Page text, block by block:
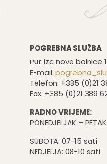
POGREBNA SLUŽBA
Put iza nove bolnice
E-mail:
Telefon: +385 (0)21
Fax: +385 (0)21 389
RADNO VRIJEME:
PONEDJELJAK –
SUBOTA: 07-15 sati
NEDJELJA: 08-10 sati